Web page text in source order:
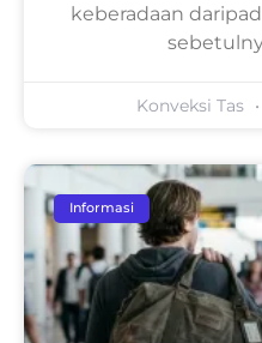
keberadaan
Konveksi Tas
Informasi